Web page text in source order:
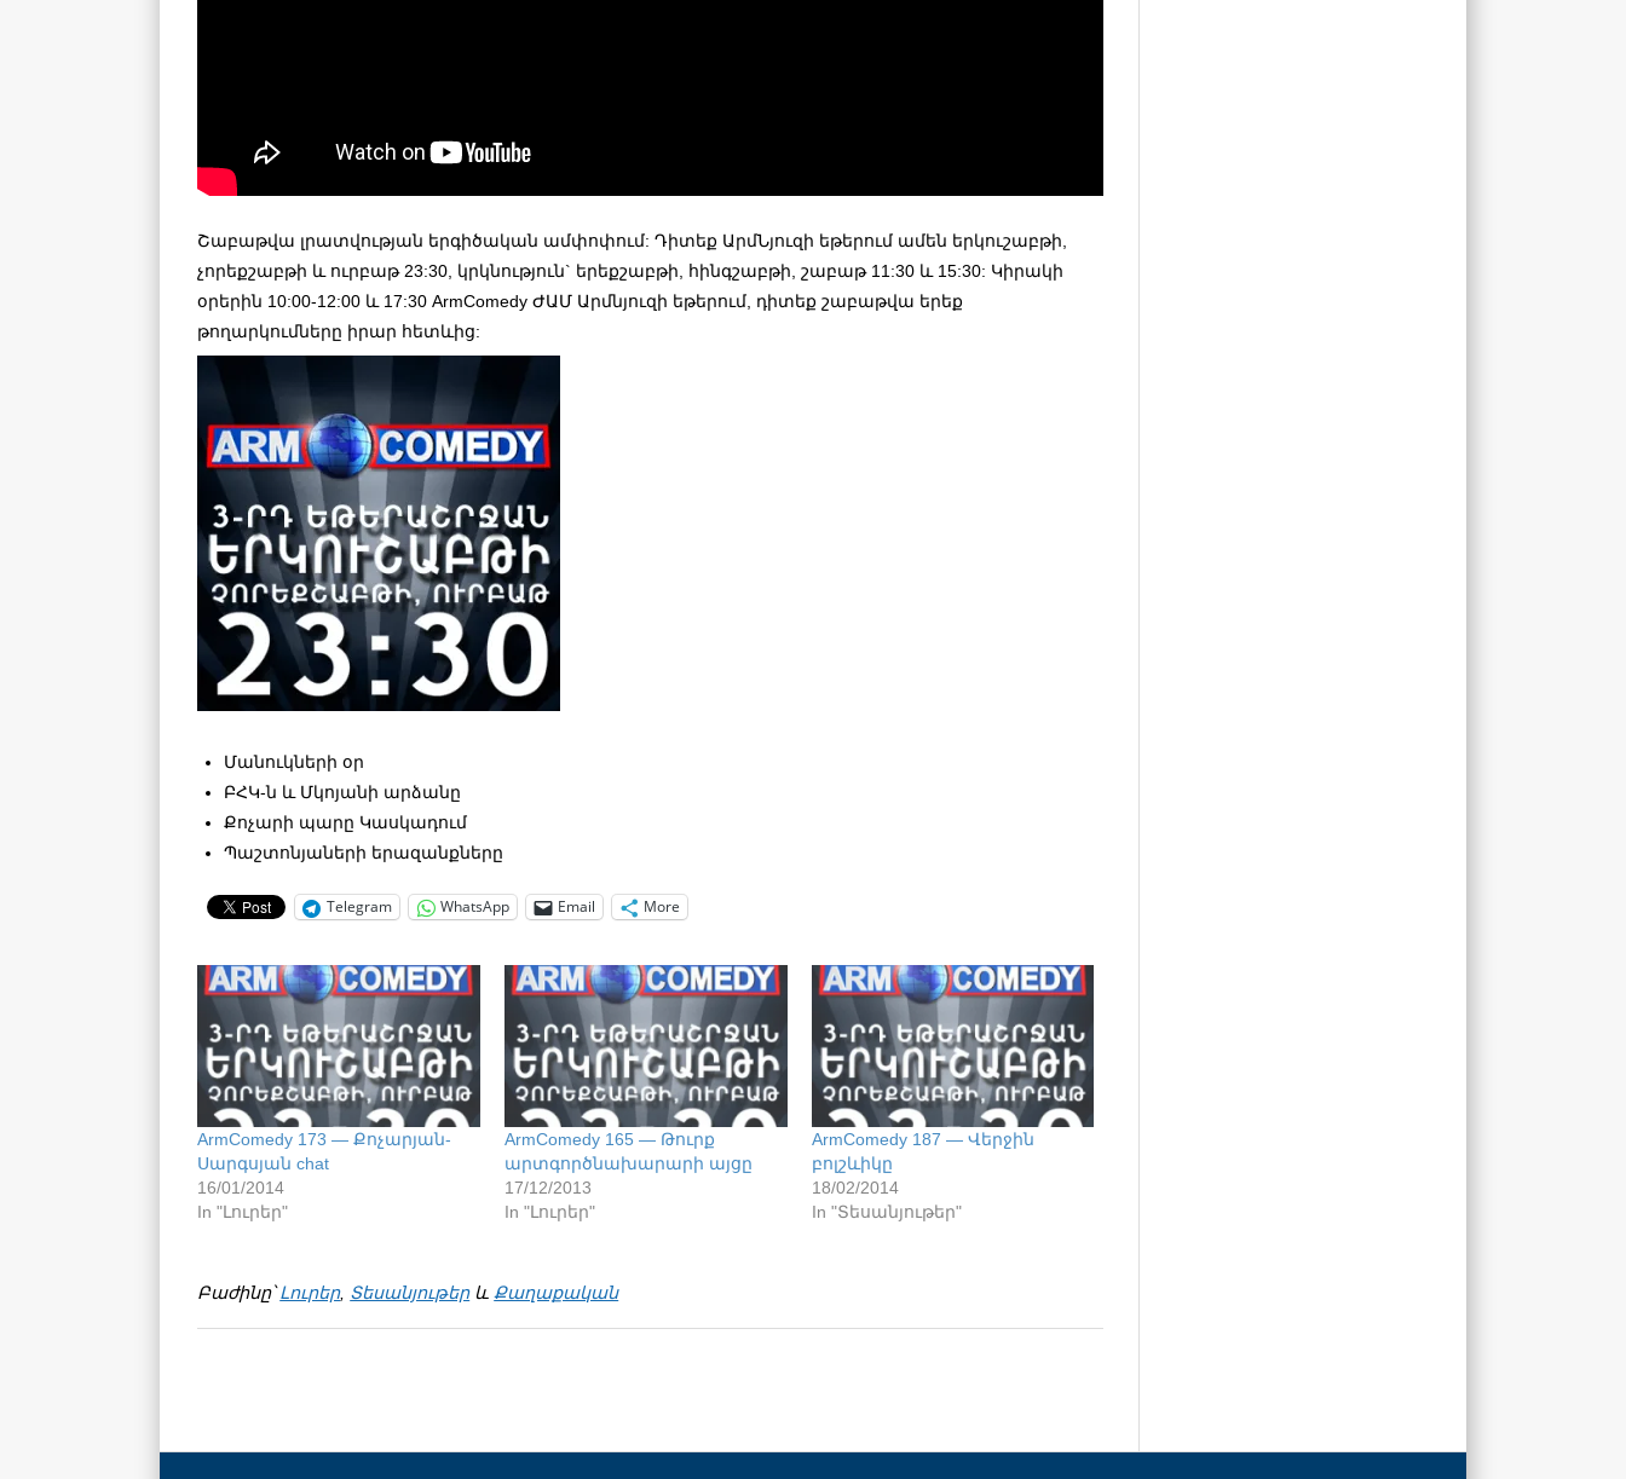
Շաբաթվա լրատվության երգիծական ամփոփում: Դիտեք ԱրմՆյուզի եթերում ամեն երկուշաբթի,
չորեքշաբթի և ուրբաթ 23:30, կրկնություն` երեքշաբթի, հինգշաբթի, շաբաթ 11:30 և 15:30: Կիրակի
օրերին 10:00-12:00 և 17:30 ArmComedy ԺԱՄ Արմնյուզի եթերում, դիտեք շաբաթվա երեք
թողարկումները իրար հետևից:
Մանուկների օր
ԲՀԿ-ն և Մկոյանի արձանը
Քոչարի պարը Կասկադում
Պաշտոնյաների երազանքները
Telegram WhatsApp Email More
ArmComedy 173 — Քոչարյան-
Սարգսյան chat
16/01/2014
In "Լուրեր"
ArmComedy 165 — Թուրք
արտգործնախարարի այցը
17/12/2013
In "Լուրեր"
ArmComedy 187 — Վերջին
բոլշևիկը
18/02/2014
In "Տեսանյութեր"
Բաժինը՝Լուրեր, ՏեսանյութերևՔաղաքական